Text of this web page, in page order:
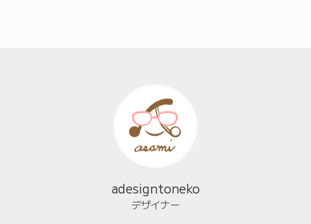
adesigntoneko
デザイナー